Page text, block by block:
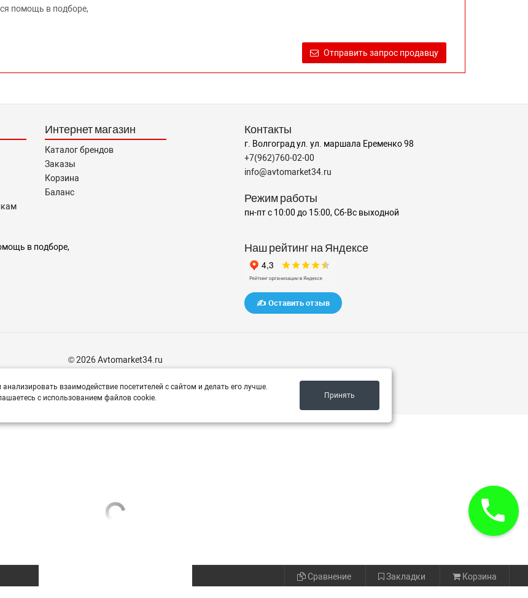
помощь в подборе,
Отправить запрос продавцу
Интернет магазин
Каталог брендов
Заказы
Корзина
Баланс
в подборе,
Контакты
г. Волгоград ул. ул. маршала Еременко 98
+7(962)760-02-00
info@avtomarket34.ru
Режим работы
пн-пт с 10:00 до 15:00, Сб-Вс выходной
Наш рейтинг на Яндексе
✍️ Оставить отзыв
© 2026 Avtomarket34.ru
взаимодействие посетителей с сайтом и делать его лучше.
с использованием файлов cookie.
Принять
Сравнение Закладки Корзина